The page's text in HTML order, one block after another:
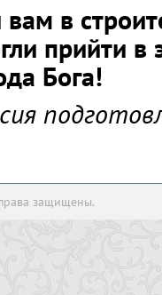
в
прийти в
Бога!
защищены.